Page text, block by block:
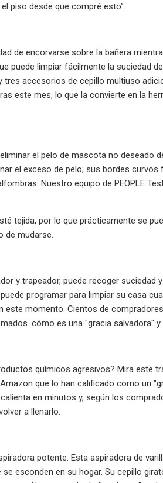
piso desde que compré esto”.
de encorvarse sobre la bañera
puede limpiar fácilmente la suciedad
accesorios de cepillo multiuso
este mes, lo que la convierte en la
el pelo de mascota no deseado
el exceso de pelo; sus bordes
Nuestro equipo de PEOPLE
tejida, por lo que prácticamente se
de mudarse.
y trapeador, puede recoger suciedad
programar para limpiar su casa
este momento. Cientos de
cómo es una "gracia salvadora" y
químicos agresivos? Mira este
que lo han calificado como un
en minutos y, según los
a llenarlo.
potente. Esta aspiradora de
esconden en su hogar. Su cepillo